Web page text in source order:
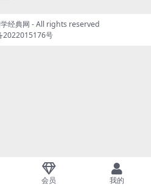
经典网 - All rights reserved
2022015176号
会员 我的